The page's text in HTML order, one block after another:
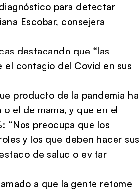
para detectar
Escobar, consejera
destacando que “las
contagio del Covid en sus
producto de la pandemia ha
el de mama, y que en el
“Nos preocupa que los
y los que deben hacer sus
de salud o evitar
a que la gente retome